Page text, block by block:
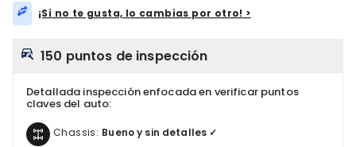
¡Si no te gusta, lo cambias por otro! >
150 puntos de inspección
Detallada inspección enfocada en verificar puntos
claves del auto:
Chassis: Bueno y sin detalles ✓